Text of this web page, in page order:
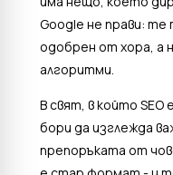
Google не прави: те
одобрен от хора, а
алгоритми.
В свят, в който SEO
бори да изглежда
препоръката от